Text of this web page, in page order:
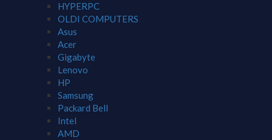
HYPERPC
OLDI COMPUTERS
Asus
Acer
Gigabyte
Lenovo
HP
Samsung
Packard Bell
Intel
AMD